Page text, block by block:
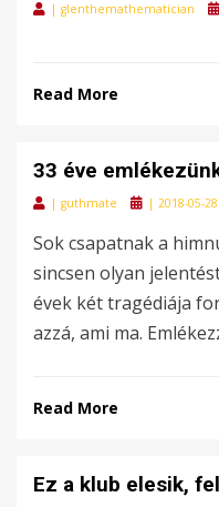
| glenthemathematician
Read More
33 éve
| guthmate
Posted
| 2018-05-28
Sok csapatnak a
sincsen olyan
évek két tragédiája
azzá, ami ma.
Read More
Ez a klub elesik,